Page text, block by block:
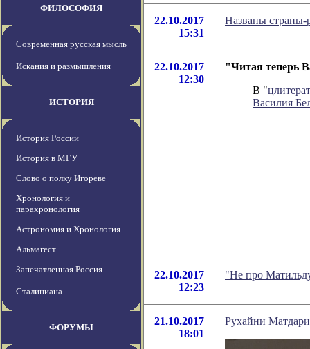
ФИЛОСОФИЯ
Современная русская мысль
Искания и размышления
ИСТОРИЯ
История России
История в МГУ
Слово о полку Игореве
Хронология и
парахронология
Астрономия и Хронология
Альмагест
Запечатленная Россия
Сталиниана
ФОРУМЫ
22.10.2017
15:31
Названы страны-
22.10.2017
12:30
"Читая теперь
В "
Василия
22.10.2017
12:23
"Не про
21.10.2017
18:01
Рухайни